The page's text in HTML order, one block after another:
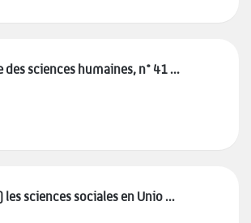
sciences humaines, n° 41 ...
sciences sociales en Unio ...